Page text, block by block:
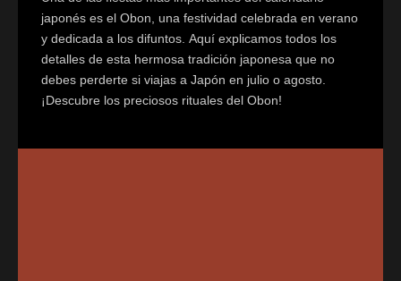
japonés es el Obon, una festividad celebrada en verano
y dedicada a los difuntos. Aquí explicamos todos los
detalles de esta hermosa tradición japonesa que no
debes perderte si viajas a Japón en julio o agosto.
¡Descubre los preciosos rituales del Obon!